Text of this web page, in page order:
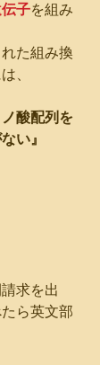
子を組み
た組み換
、
酸配列を
い』
求を出
ら英文部